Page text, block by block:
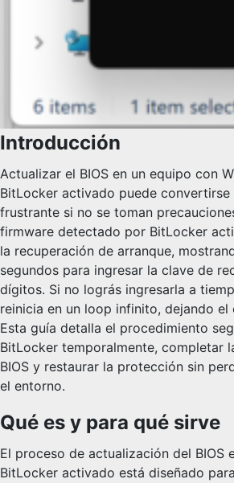
Introducción
Actualizar el BIOS en un equipo con
BitLocker activado puede convertirse
frustrante si no se toman
firmware detectado por BitLocker
la recuperación de arranque,
segundos para ingresar la clave de
dígitos. Si no lográs ingresarla a
reinicia en un loop infinito, dejando el
Esta guía detalla el procedimiento
BitLocker temporalmente, completar
BIOS y restaurar la protección sin
el entorno.
Qué es y para qué sirve
El proceso de actualización del BIOS
BitLocker activado está diseñado